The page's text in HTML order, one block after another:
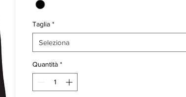
Taglia *
Seleziona
Quantità *